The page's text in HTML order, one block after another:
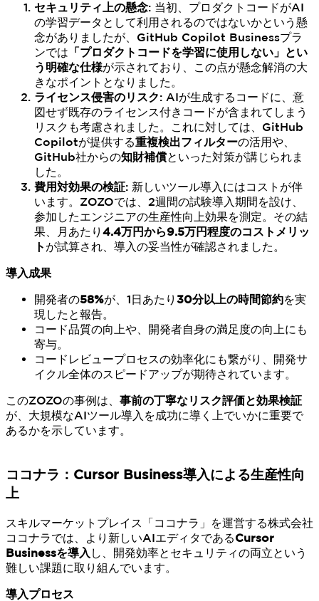
セキュリティ上の懸念: 当初、プロダクトコードがAI
の学習データとして利用されるのではないかという懸
念がありましたが、GitHub Copilot Businessプラ
ンでは 「プロダクトコードを学習に使用しない」とい
う明確な仕様が示されており、この点が懸念解消の大
きなポイントとなりました。
ライセンス侵害のリスク: AIが生成するコードに、意
図せず既存のライセンス付きコードが含まれてしまう
リスクも考慮されました。これに対しては、GitHub
Copilotが提供する重複検出フィルターの活用や、
GitHub社からの知財補償といった対策が講じられま
した。
費用対効果の検証: 新しいツール導入にはコストが伴
います。ZOZOでは、2週間の試験導入期間を設け、
参加したエンジニアの生産性向上効果を測定。その結
果、月あたり 4.4万円から9.5万円程度のコストメリッ
ト が試算され、導入の妥当性が確認されました。
導入成果
開発者の58%が、1日あたり 30分以上の時間節約を実
現したと報告。
コード品質の向上や、開発者自身の満足度の向上にも
寄与。
コードレビュープロセスの効率化にも繋がり、開発サ
イクル全体のスピードアップが期待されています。
このZOZOの事例は、 事前の丁寧なリスク評価と効果検証
が、大規模なAIツール導入を成功に導く上でいかに重要で
あるかを示しています。
ココナラ：Cursor Business導入による生産性向
上
スキルマーケットプレイス「ココナラ」を運営する株式会社
ココナラでは、より新しいAIエディタであるCursor
Businessを導入 し、開発効率とセキュリティの両立という
難しい課題に取り組んでいます。
導入プロセス